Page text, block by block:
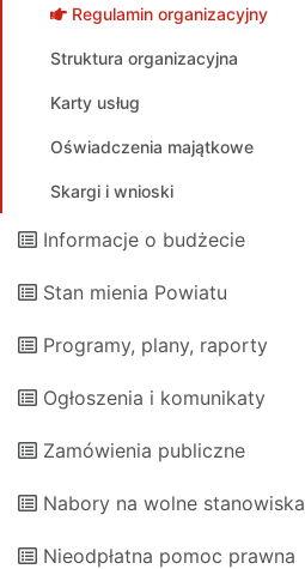
Regulamin organizacyjny
Struktura organizacyjna
Karty usług
Oświadczenia majątkowe
Skargi i wnioski
Informacje o budżecie
Stan mienia Powiatu
Programy, plany, raporty
Ogłoszenia i komunikaty
Zamówienia publiczne
Nabory na wolne stanowiska
Nieodpłatna pomoc prawna